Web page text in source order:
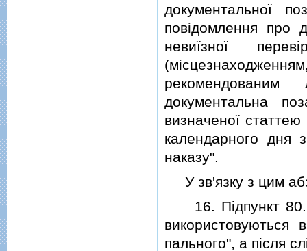
документальної
повiдомлення про
невиїзної
документальна
визначеної
календарного дня
наказу".
У зв'язку з цим
16. Пiдпункт
використовуються
пального", а пiсля